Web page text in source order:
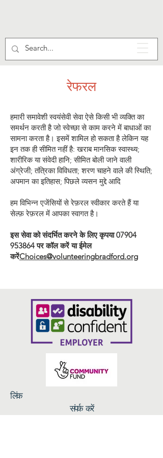
रेफरल
हमारी समावेशी स्वयंसेवी सेवा ऐसे किसी भी व्यक्ति का
समर्थन करती है जो स्वेच्छा से काम करने में बाधाओं का
सामना करता है। इसमें शामिल हो सकता है लेकिन यह
इन तक ही सीमित नहीं है: खराब मानसिक स्वास्थ्य;
शारीरिक या संवेदी हानि; सीमित बोली जाने वाली
अंग्रेजी; तंत्रिका विविधता; शरण चाहने वाले की स्थिति;
अपमान का इतिहास; पिछले व्यसन मुद्दे आदि
हम विभिन्न एजेंसियों से रेफ़रल स्वीकार करते हैं या
सेल्फ़ रेफ़रल में आपका स्वागत है।
इस सेवा को संदर्भित करने के लिए कृपया07904
953864पर कॉल करें या ईमेल
करेंChoices@volunteeringbradford.org
लिंक
संपर्क करें